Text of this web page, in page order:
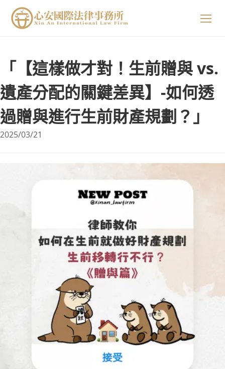
關於我們
陳星年 主持律師
吳郁婷 主持律師
專業領域
精選案例
生活小常識
立即諮詢
「【這樣做才對！生前贈與 vs.
遺產分配的關鍵差異】-如何透
過贈與進行生前財產規劃？」
2025/03/21